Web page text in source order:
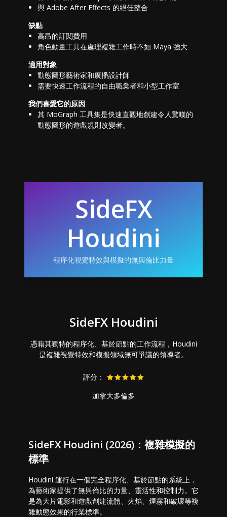
與 Adobe After Effects 的絕佳整合
缺點
高昂的訂閱費用
角色動畫工具在處理複雜工作時不如 Maya 強大
適用對象
動態圖形藝術家和廣播設計師
需要快速工作流程的自由職業者和小型工作室
我們喜愛它的原因
其 MoGraph 工具集是快速直觀地創建令人驚嘆的
動態圖形的遊戲規則改變者。
SideFX
Houdini
程序化視覺特效與模擬的無與倫比力量
SideFX Houdini
憑藉其獨特的程序化、基於節點的工作流程，Houdini
是複雜視覺特效和模擬領域無可爭議的領導者。
評分：
加拿大多倫多
SideFX Houdini (2026)：複雜模擬的
標準
Houdini 運行在一個完全程序化、基於節點的系統上，
為藝術家提供了無與倫比的力量、靈活性和控制力。它
是為大片電影和遊戲創建流體、火焰、煙霧和破壞等複
雜動態效果的行業標準。